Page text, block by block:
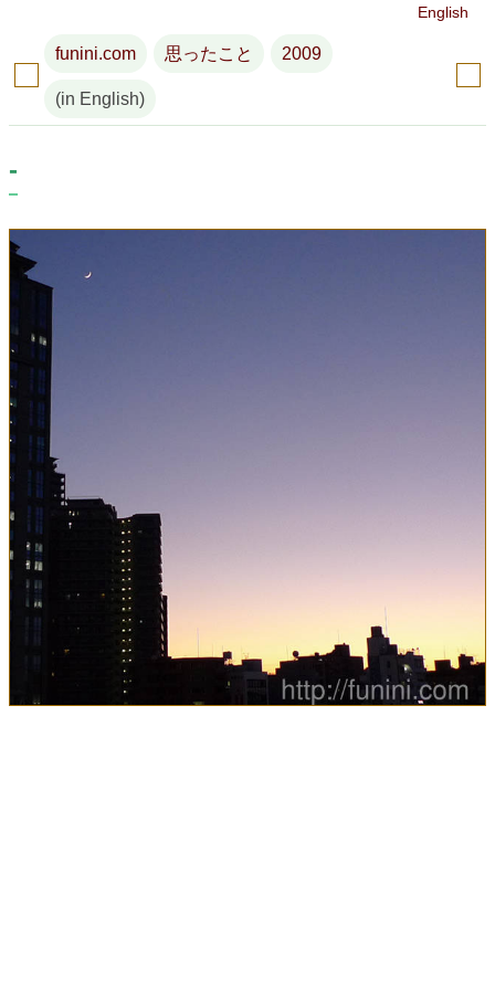
English
funini.com 思ったこと 2009
(in English)
-